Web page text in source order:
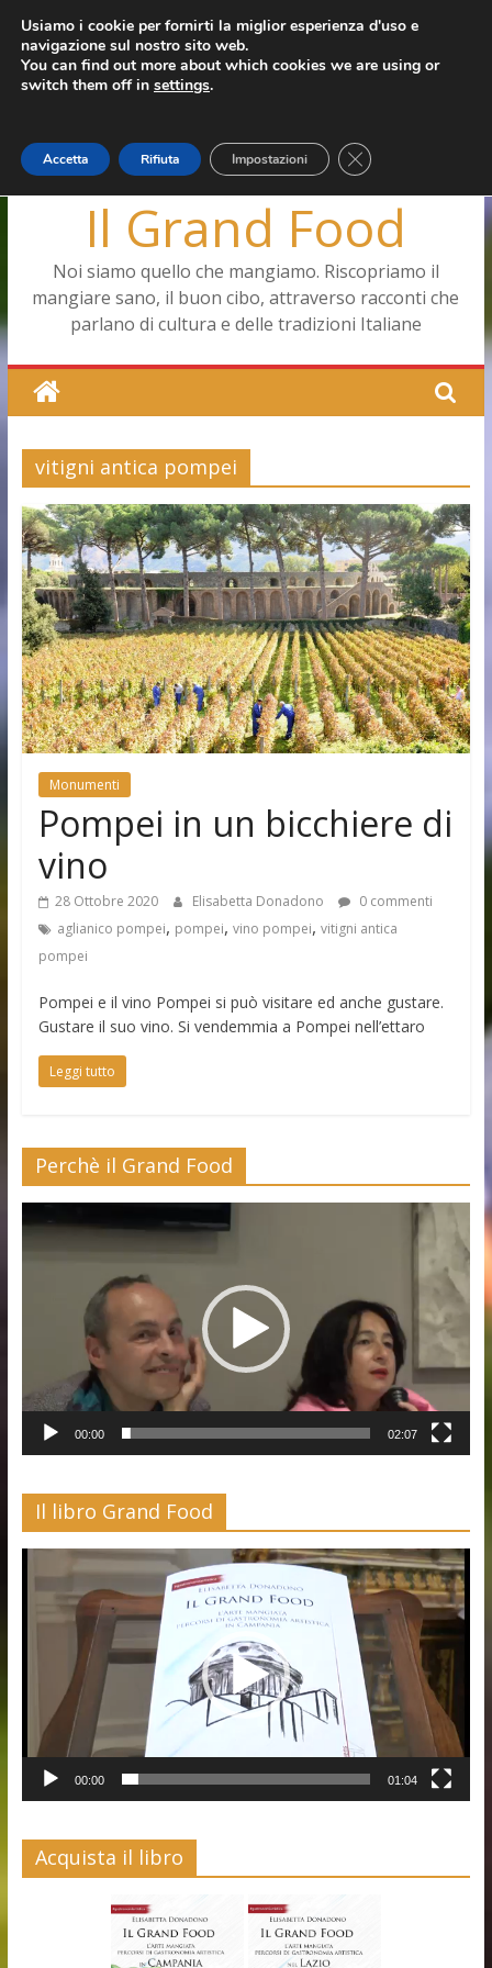
Salta
contenuto
giovedì, Agosto 6, 2026
Ultimo: Pizza a Corte
Menopausa, una forma smagliante senza età
Capodimonte, ritorna la tavola di corte
Il Grand Food
Noi siamo quello che mangiamo. Riscopriamo il
mangiare sano, il buon cibo, attraverso racconti che
parlano di cultura e delle tradizioni Italiane
vitigni antica pompei
Monumenti
Pompei in un bicchiere di
vino
28 Ottobre 2020 Elisabetta Donadono
0 commenti
aglianico pompei, pompei, vino pompei, vitigni antica
pompei
Pompei e il vino Pompei si può visitare ed anche gustare.
Gustare il suo vino. Si vendemmia a Pompei nell’ettaro
Leggi tutto
Perchè il Grand Food
00:00 02:07
Il libro Grand Food
Player
00:00 01:04
Acquista il libro
Usiamo i cookie per fornirti la miglior esperienza d'uso e
navigazione sul nostro sito web.
You can find out more about which cookies we are using or
switch them off in settings.
Accetta Rifiuta Impostazioni Close GDPR